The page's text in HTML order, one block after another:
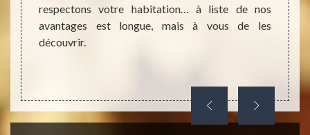
respectons votre habitation… à liste de nos
avantages est longue, mais à vous de les
découvrir.